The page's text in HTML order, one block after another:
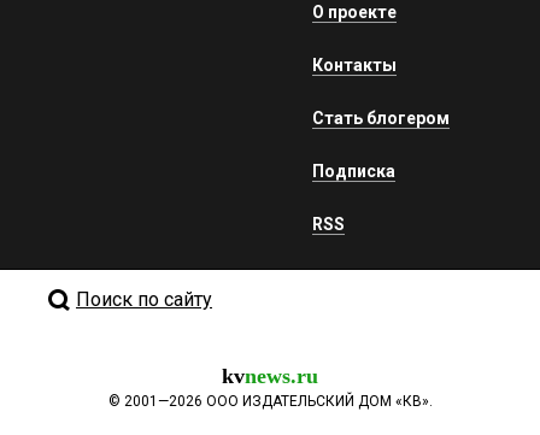
О проекте
Контакты
Стать блогером
Подписка
RSS
Поиск по сайту
kvnews.ru
© 2001—2026 ООО ИЗДАТЕЛЬСКИЙ ДОМ «КВ».